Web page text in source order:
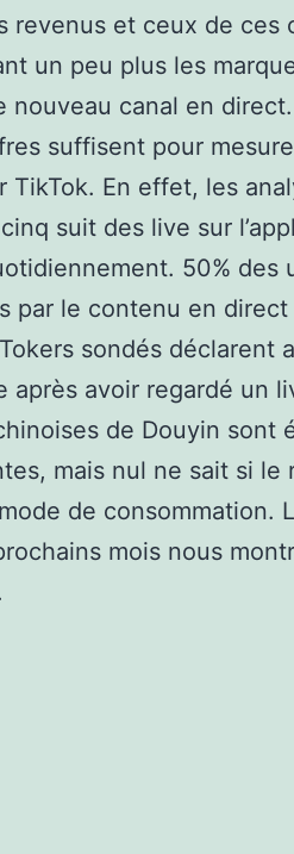
revenus et ceux de ces
un peu plus les
nouveau canal en direct.
suffisent pour
TikTok. En effet, les
suit des live sur
50% des
par le contenu en direct
sondés déclarent
après avoir regardé un
de Douyin sont
mais nul ne sait si
de consommation.
mois nous